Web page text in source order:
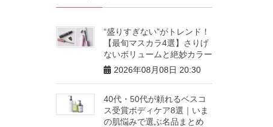
“盛りすぎない”がトレンド！
【最旬マスカラ4選】さりげ
ないボリュームと絶妙カラー
2026年08月08日 20:30
40代・50代が頼れるベスコ
ス受賞ボディケア8選｜いま
の肌悩みで選ぶ名品まとめ